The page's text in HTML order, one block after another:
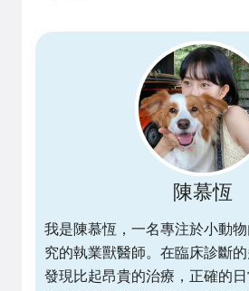
陳慕恆
我是陳慕恆，一名專注於小動
究的執業獸醫師。在臨床診斷
發現比起昂貴的治療，正確的